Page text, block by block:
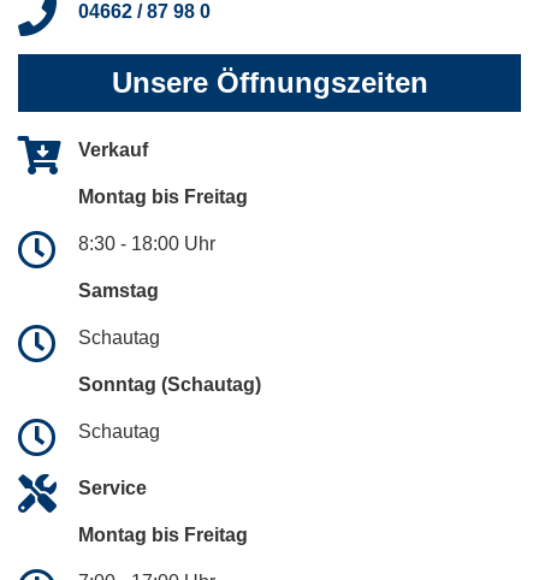
04662 / 87 98 0
Unsere Öffnungszeiten
Verkauf
Montag bis Freitag
8:30 - 18:00 Uhr
Samstag
Schautag
Sonntag (Schautag)
Schautag
Service
Montag bis Freitag